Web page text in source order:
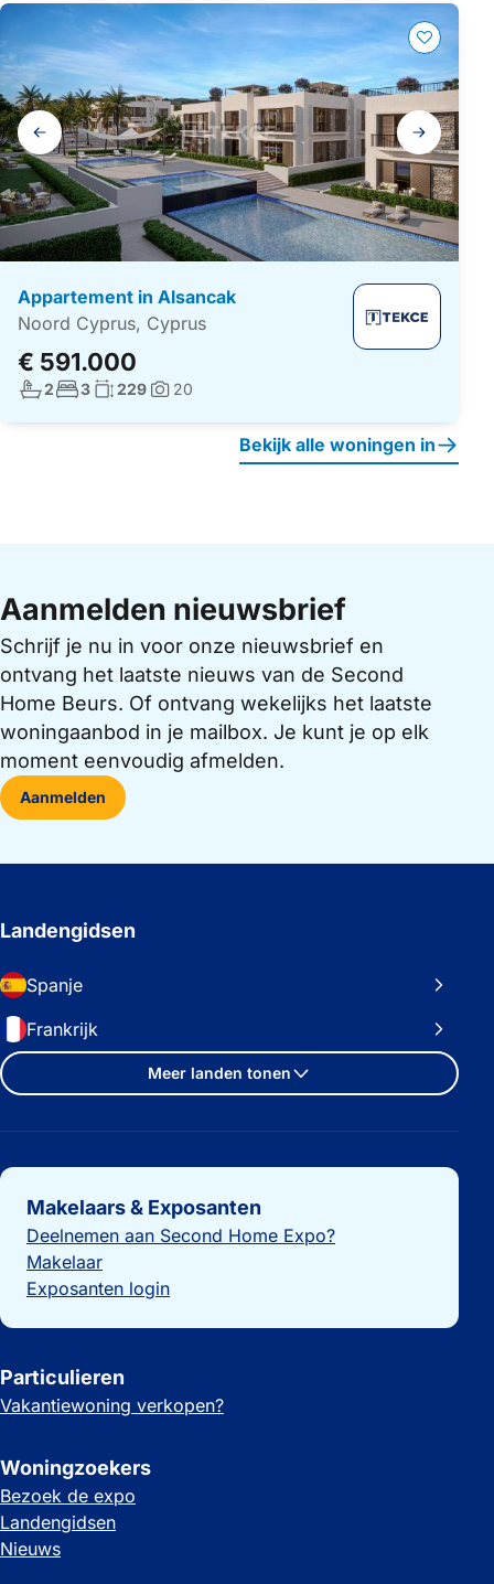
Galerij
navigatie
Appartement in Alsancak
Noord Cyprus, Cyprus
€ 591.000
Aantal badkamers:
2Aantal slaapkamers:
3Woonoppervlakte:
229 Foto's:
20
Bekijk alle woningen in
Aanmelden nieuwsbrief
Schrijf je nu in voor onze nieuwsbrief en
ontvang het laatste nieuws van de Second
Home Beurs. Of ontvang wekelijks het laatste
woningaanbod in je mailbox. Je kunt je op elk
moment eenvoudig afmelden.
Aanmelden
Landengidsen
Spanje
Frankrijk
Meer landen tonen
Belangrijke links
Makelaars & Exposanten
Deelnemen aan Second Home Expo?
Makelaar
Exposanten login
Particulieren
Vakantiewoning verkopen?
Woningzoekers
Bezoek de expo
Landengidsen
Nieuws